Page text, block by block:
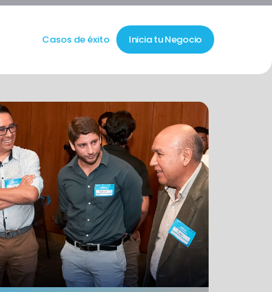
Casos de éxito Inicia tu Negocio